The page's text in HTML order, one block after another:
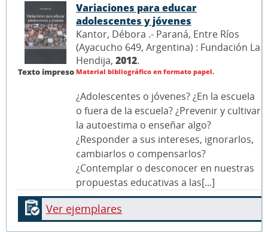
Texto impreso
Variaciones para educar
adolescentes y jóvenes
Kantor, Débora .- Paraná, Entre Ríos
(Ayacucho 649, Argentina) : Fundación La
Hendija, 2012.
Material bibliográfico en formato papel.
¿Adolescentes o jóvenes? ¿En la escuela
o fuera de la escuela? ¿Prevenir y cultivar
la autoestima o enseñar algo?
¿Responder a sus intereses, ignorarlos,
cambiarlos o compensarlos?
¿Contemplar o desconocer en nuestras
propuestas educativas a las[...]
Ver ejemplares